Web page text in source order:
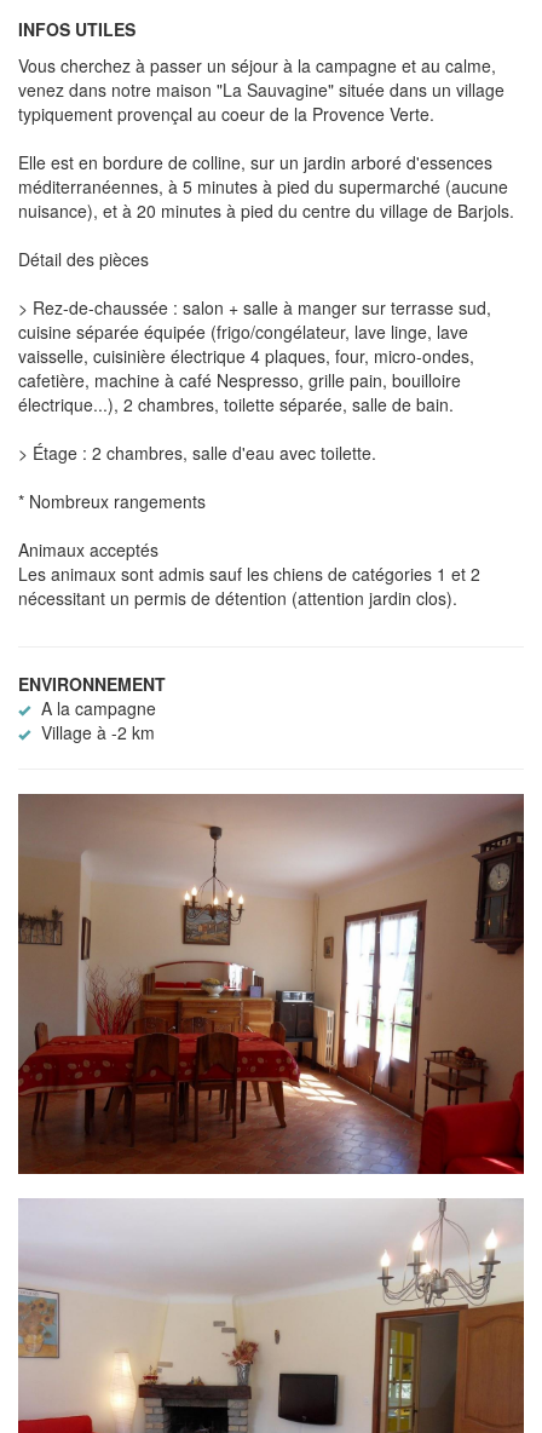
INFOS UTILES
Vous cherchez à passer un séjour à la campagne et au calme,
venez dans notre maison "La Sauvagine" située dans un village
typiquement provençal au coeur de la Provence Verte.
Elle est en bordure de colline, sur un jardin arboré d'essences
méditerranéennes, à 5 minutes à pied du supermarché (aucune
nuisance), et à 20 minutes à pied du centre du village de Barjols.
Détail des pièces
> Rez-de-chaussée : salon + salle à manger sur terrasse sud,
cuisine séparée équipée (frigo/congélateur, lave linge, lave
vaisselle, cuisinière électrique 4 plaques, four, micro-ondes,
cafetière, machine à café Nespresso, grille pain, bouilloire
électrique...), 2 chambres, toilette séparée, salle de bain.
> Étage : 2 chambres, salle d'eau avec toilette.
* Nombreux rangements
Animaux acceptés
Les animaux sont admis sauf les chiens de catégories 1 et 2
nécessitant un permis de détention (attention jardin clos).
ENVIRONNEMENT
A la campagne
Village à -2 km